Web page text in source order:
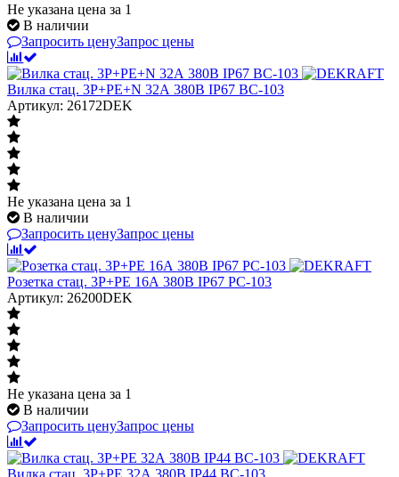
Не указана цена за 1
В наличии
Запросить ценуЗапрос цены
Вилка стац. 3Р+РЕ+N 32А 380В IP67 ВС-103
Артикул: 26172DEK
Не указана цена за 1
В наличии
Запросить ценуЗапрос цены
Розетка стац. 3Р+РЕ 16А 380В IP67 РС-103
Артикул: 26200DEK
Не указана цена за 1
В наличии
Запросить ценуЗапрос цены
Вилка стац. 3Р+РЕ 32А 380В IP44 ВС-103